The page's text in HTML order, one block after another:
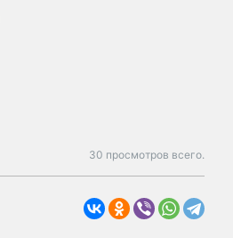
30 просмотров всего.